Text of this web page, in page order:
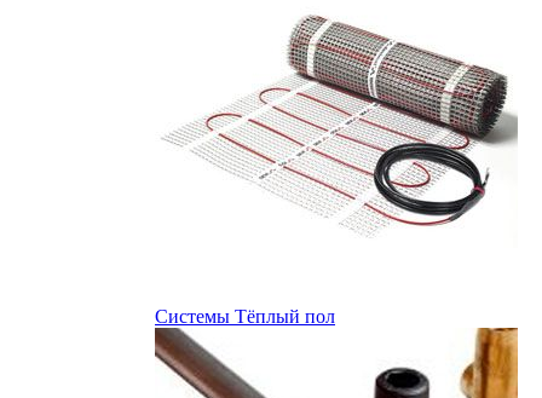
Системы Тёплый пол